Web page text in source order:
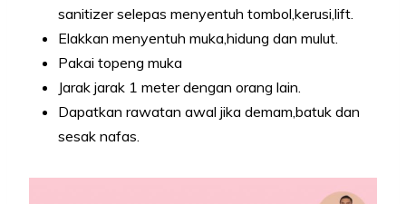
sanitizer selepas menyentuh tombol,kerusi,lift.
Elakkan menyentuh muka,hidung dan mulut.
Pakai topeng muka
Jarak jarak 1 meter dengan orang lain.
Dapatkan rawatan awal jika demam,batuk dan
sesak nafas.